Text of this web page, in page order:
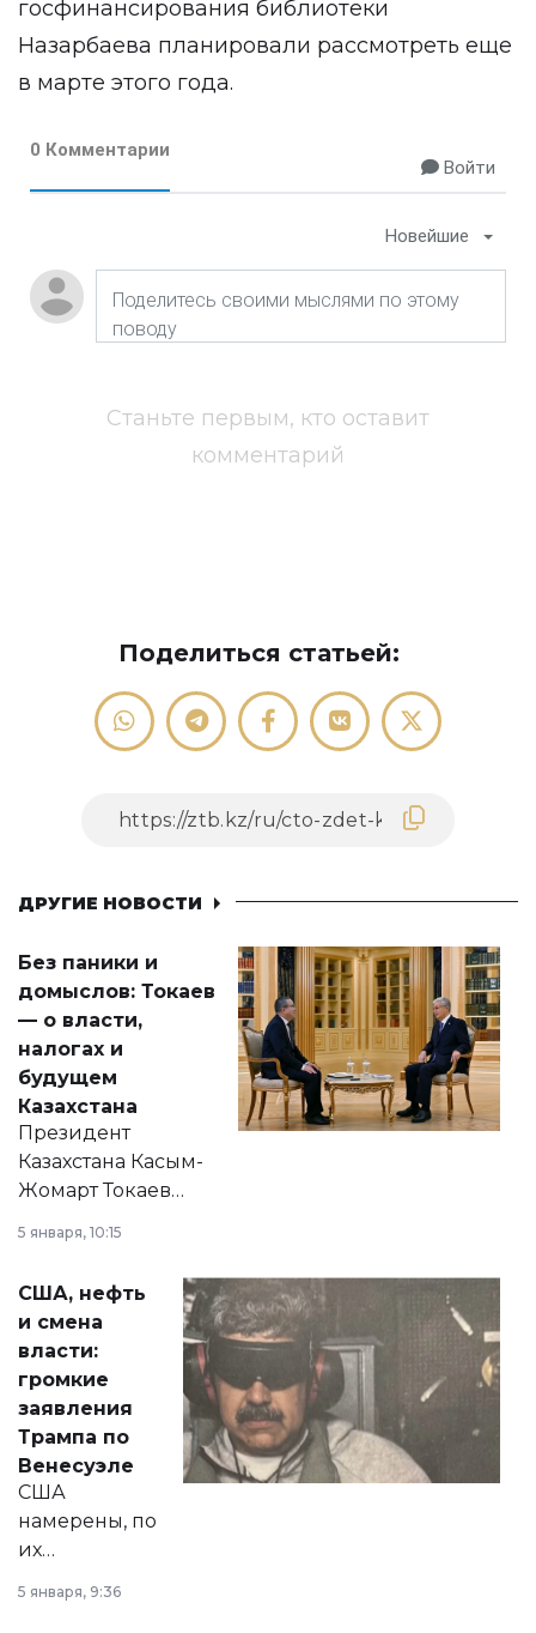
госфинансирования библиотеки
Назарбаева планировали рассмотреть еще
в марте этого года.
0 Комментарии
Войти
Новейшие
Станьте первым, кто оставит
комментарий
Поделиться статьей:
ДРУГИЕ НОВОСТИ
Без паники и
домыслов: Токаев
— о власти,
налогах и
будущем
Казахстана
Президент
Казахстана Касым-
Жомарт Токаев
сразу несколько
актуальных тем —
от слухов о
политических
реформах до
вопросов армии,
экономики и
личного здоровья.
5 января, 10:15
США, нефть
и смена
власти:
громкие
заявления
Трампа по
Венесуэле
США
намерены, по
их
принести
5 января, 9:36